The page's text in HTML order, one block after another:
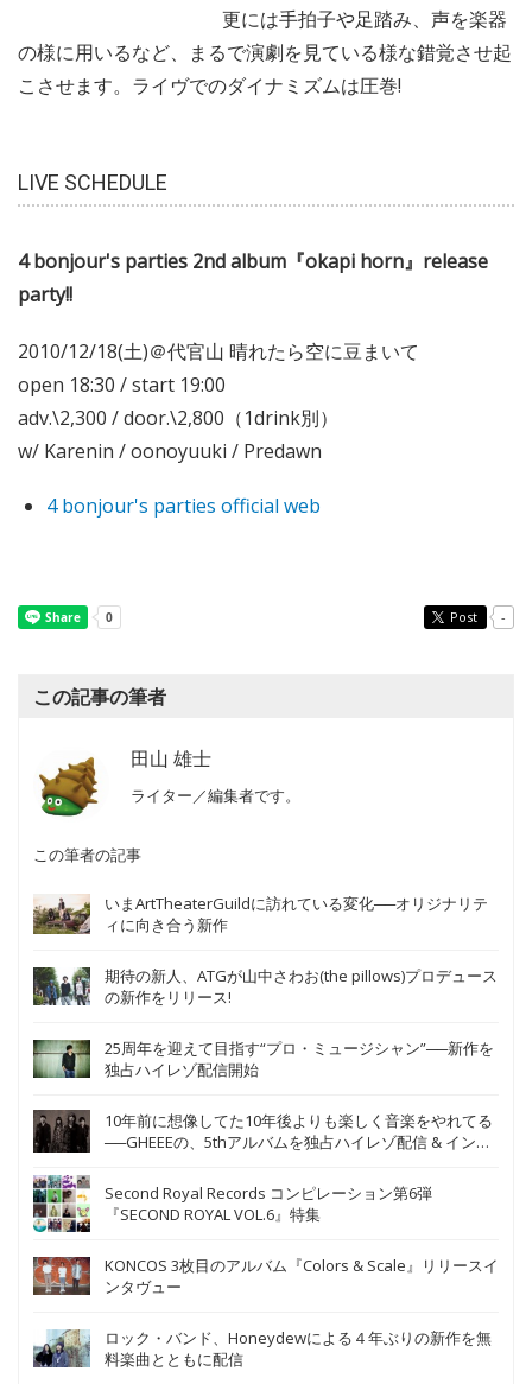
更には手拍子や足踏み、声を楽器
の様に用いるなど、まるで演劇を見ている様な錯覚させ起
こさせます。ライヴでのダイナミズムは圧巻!
LIVE SCHEDULE
4 bonjour's parties 2nd album『okapi horn』release
party!!
2010/12/18(土)＠代官山 晴れたら空に豆まいて
open 18:30 / start 19:00
adv.\2,300 / door.\2,800（1drink別）
w/ Karenin / oonoyuuki / Predawn
4 bonjour's parties official web
Post -
この記事の筆者
田山 雄士
ライター／編集者です。
この筆者の記事
いまArtTheaterGuildに訪れている変化──オリジナリテ
ィに向き合う新作
期待の新人、ATGが山中さわお(the pillows)プロデュース
の新作をリリース!
25周年を迎えて目指す“プロ・ミュージシャン”──新作を
独占ハイレゾ配信開始
10年前に想像してた10年後よりも楽しく音楽をやれてる
──GHEEEの、5thアルバムを独占ハイレゾ配信 & インタ
Second Royal Records コンピレーション第6弾
『SECOND ROYAL VOL.6』特集
KONCOS 3枚目のアルバム『Colors & Scale』リリースイ
ンタヴュー
ロック・バンド、Honeydewによる４年ぶりの新作を無
料楽曲とともに配信